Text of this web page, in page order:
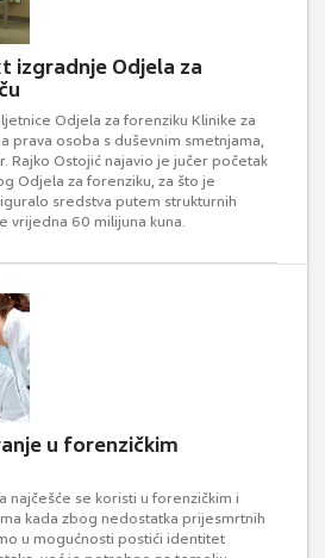
izgradnje Odjela za
Odjela za forenziku Klinike za
prava osoba s duševnim smetnjama,
Rajko Ostojić najavio je jučer početak
Odjela za forenziku, za što je
sredstva putem strukturnih
vrijedna 60 milijuna kuna.
u forenzičkim
se koristi u forenzičkim i
kada zbog nedostatka prijesmrtnih
u mogućnosti postići identitet